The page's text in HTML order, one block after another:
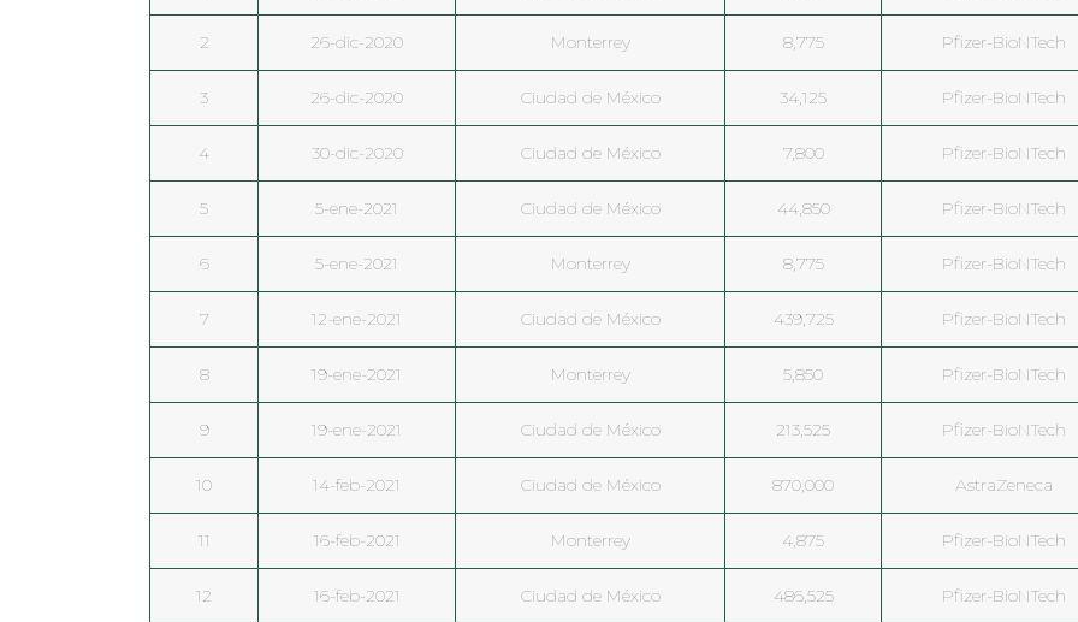
2 26-dic-2020 Monterrey 8,775 Pfizer-BioNTech
3 26-dic-2020 Ciudad de México 34,125 Pfizer-BioNTech
4 30-dic-2020 Ciudad de México 7,800 Pfizer-BioNTech
5 5-ene-2021 Ciudad de México 44,850 Pfizer-BioNTech
6 5-ene-2021 Monterrey 8,775 Pfizer-BioNTech
7 12-ene-2021 Ciudad de México 439,725 Pfizer-BioNTech
8 19-ene-2021 Monterrey 5,850 Pfizer-BioNTech
9 19-ene-2021 Ciudad de México 213,525 Pfizer-BioNTech
10 14-feb-2021 Ciudad de México 870,000 AstraZeneca
11 16-feb-2021 Monterrey 4,875 Pfizer-BioNTech
12 16-feb-2021 Ciudad de México 486,525 Pfizer-BioNTech